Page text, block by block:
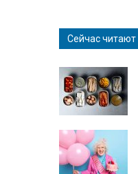
Сейчас читают